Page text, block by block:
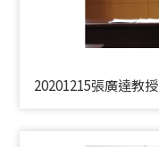
20201215張廣達教